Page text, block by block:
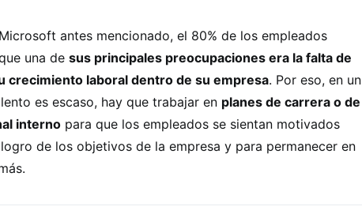
antes mencionado, el 80% de los empleados
una de sus principales preocupaciones era la falta de
crecimiento laboral dentro de su empresa. Por eso, en un
es escaso, hay que trabajar en planes de carrera o de
interno para que los empleados se sientan motivados
de los objetivos de la empresa y para permanecer en